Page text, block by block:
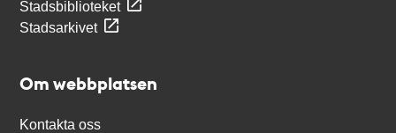
Stadsbiblioteket
Stadsarkivet
Om webbplatsen
Kontakta oss